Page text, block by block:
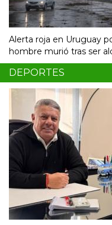
Alerta roja en Uruguay
hombre murió tras ser
DEPORTES